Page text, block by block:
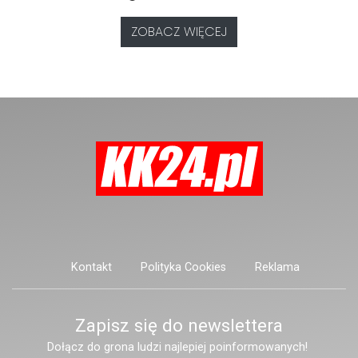
pasażerów.
nam się ustalić, funkcjonariusze
poszukują mężczyzny, który może
posiadać niebezpieczne
ZOBACZ WIĘCEJ
Kontakt Polityka Cookies Reklama
Zapisz się do newslettera
Dołącz do grona ludzi najlepiej poinformowanych!